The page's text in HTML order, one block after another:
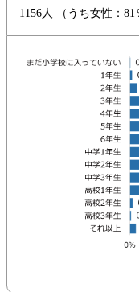
1156人 （うち女